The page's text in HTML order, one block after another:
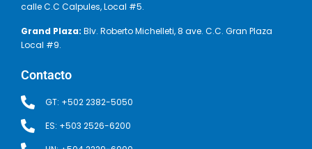
calle C.C Calpules, Local #5.
Grand Plaza: Blv. Roberto Michelleti, 8 ave. C.C. Gran Plaza
Local #9.
Contacto
GT: +502 2382-5050
ES: +503 2526-6200